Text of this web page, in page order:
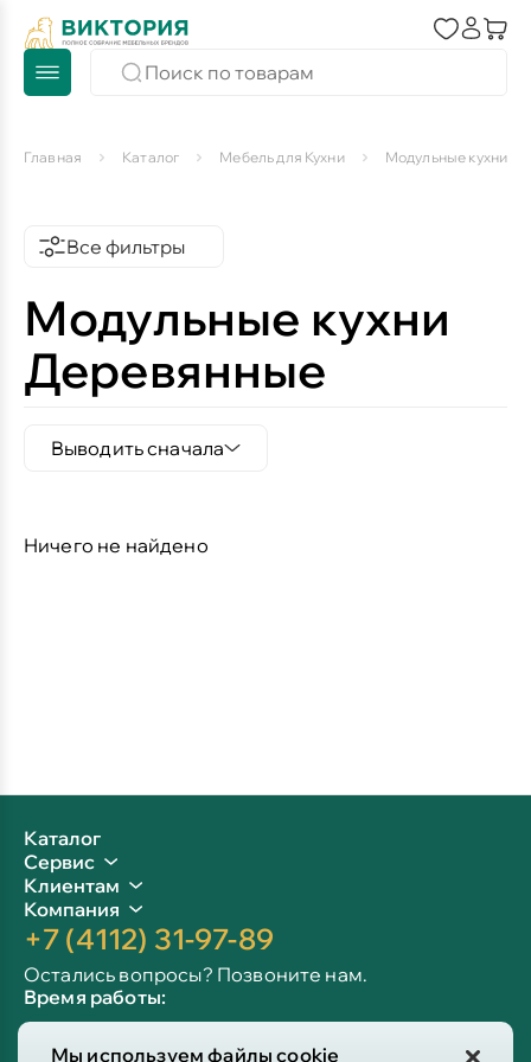
Мы используем файлы cookie
Главная Каталог Мебель для Кухни Модульные кухни
Все фильтры
Модульные кухни
Деревянные
Выводить сначала
Ничего не найдено
Каталог
Сервис
Клиентам
Компания
+7 (4112) 31-97-89
Остались вопросы? Позвоните нам.
Время работы: